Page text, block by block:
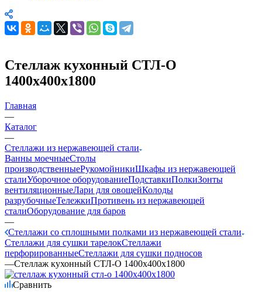
Стеллаж кухонный СТЛ-О
1400х400х1800
Главная
—
Каталог
—
Стеллажи из нержавеющей стали
Ванны моечныеСтолы
производственныеРукомойникиШкафы из нержавеющей
сталиУборочное оборудованиеПодставкиПолкиЗонты
вентиляционныеЛари для овощейКолоды
разрубочныеТележкиПротивень из нержавеющей
сталиОборудование для баров
—
Стеллажи со сплошными полками из нержавеющей стали
Стеллажи для сушки тарелокСтеллажи
перфорированныеСтеллажи для сушки подносов
—Стеллаж кухонный СТЛ-О 1400х400х1800
Сравнить